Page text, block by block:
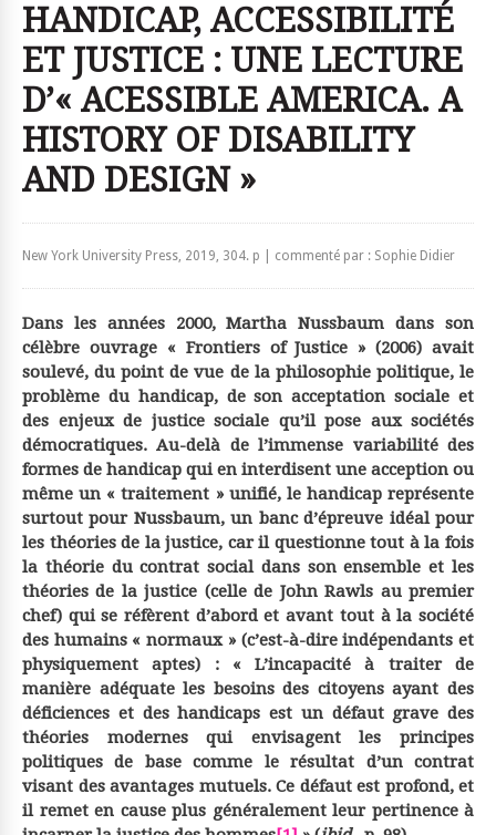
HANDICAP, ACCESSIBILITÉ
ET JUSTICE : UNE LECTURE
D’« ACESSIBLE AMERICA. A
HISTORY OF DISABILITY
AND DESIGN »
New York University Press, 2019, 304. p | commenté par : Sophie Didier
Dans les années 2000, Martha Nussbaum dans son
célèbre ouvrage « Frontiers of Justice » (2006) avait
soulevé, du point de vue de la philosophie politique, le
problème du handicap, de son acceptation sociale et
des enjeux de justice sociale qu’il pose aux sociétés
démocratiques. Au-delà de l’immense variabilité des
formes de handicap qui en interdisent une acception ou
même un « traitement » unifié, le handicap représente
surtout pour Nussbaum, un banc d’épreuve idéal pour
les théories de la justice, car il questionne tout à la fois
la théorie du contrat social dans son ensemble et les
théories de la justice (celle de John Rawls au premier
chef) qui se réfèrent d’abord et avant tout à la société
des humains « normaux » (c’est-à-dire indépendants et
physiquement aptes) : « L’incapacité à traiter de
manière adéquate les besoins des citoyens ayant des
déficiences et des handicaps est un défaut grave des
théories modernes qui envisagent les principes
politiques de base comme le résultat d’un contrat
visant des avantages mutuels. Ce défaut est profond, et
il remet en cause plus généralement leur pertinence à